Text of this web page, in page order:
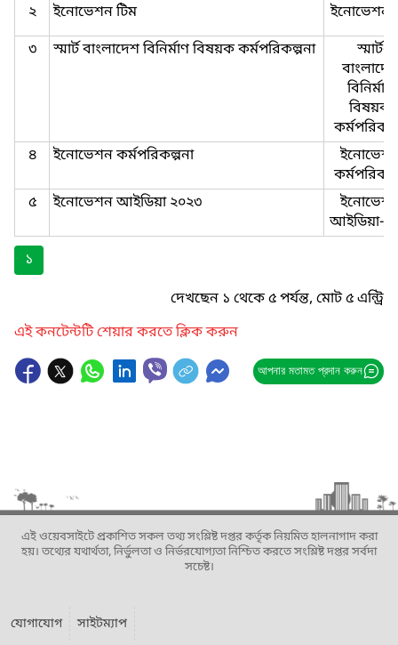
২
ইনোভেশন টিম
ইনোভেশন-
৩
স্মার্ট বাংলাদেশ বিনির্মাণ বিষয়ক কর্মপরিকল্পনা
স্মার্ট-
বিনির্মাণ-
বিষয়ক-
৪
ইনোভেশন কর্মপরিকল্পনা
৫
ইনোভেশন আইডিয়া ২০২৩
আইডিয়া-
১
দেখছেন ১ থেকে ৫ পর্যন্ত, মোট ৫ এন্ট্রি
এই কনটেন্টটি শেয়ার করতে ক্লিক করুন
আপনার মতামত প্রদান করুন
এই ওয়েবসাইটে প্রকাশিত সকল তথ্য সংশ্লিষ্ট দপ্তর কর্তৃক নিয়মিত হালনাগাদ করা
হয়। তথ্যের যথার্থতা, নির্ভুলতা ও নির্ভরযোগ্যতা নিশ্চিত করতে সংশ্লিষ্ট দপ্তর সর্বদা
সচেষ্ট।
যোগাযোগ সাইটম্যাপ